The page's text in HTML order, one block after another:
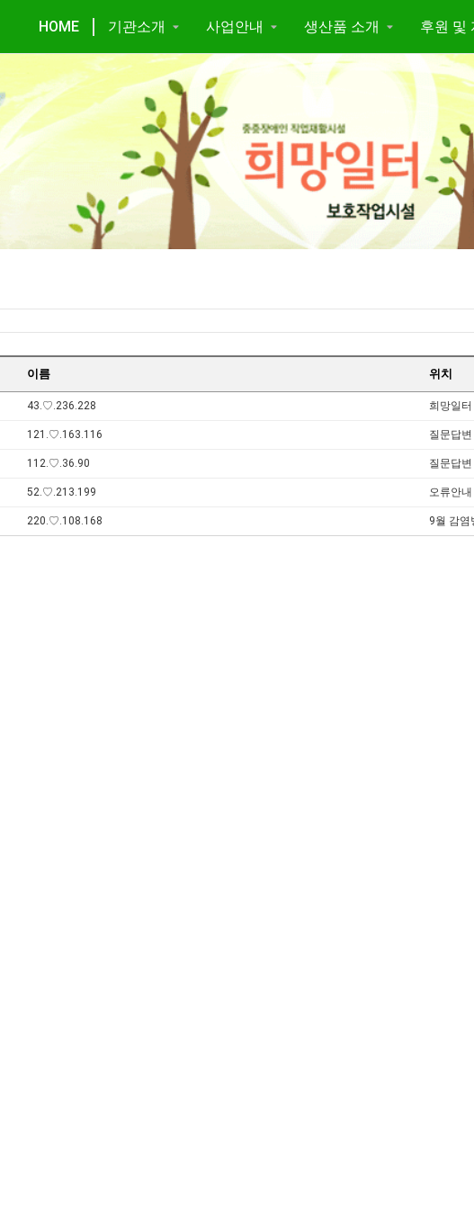
HOME 기관소개 사업안내 생산품 소개 후원 및
이름 위치
43.♡.236.228 희망일터
121.♡.163.116 질문답변
112.♡.36.90 질문답변
52.♡.213.199 오류안내
220.♡.108.168 9월 감염